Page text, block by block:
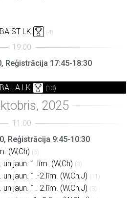
ST LK (4)
Reģistrācija 17:45-18:30
LA LK (13)
Reģistrācija 9:45-10:30
(W,Ch) (5)
jaun. 1.līm. (W,Ch) (3)
jaun. 1.-2.līm. (W,Ch,J) (11)
jaun. 1.-2.līm. (W,Ch,J) (3)